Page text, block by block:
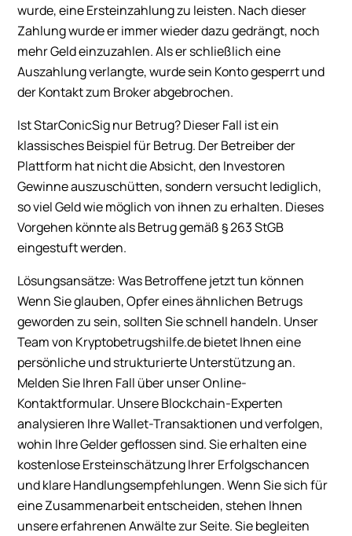
wurde, eine Ersteinzahlung zu leisten. Nach dieser
Zahlung wurde er immer wieder dazu gedrängt, noch
mehr Geld einzuzahlen. Als er schließlich eine
Auszahlung verlangte, wurde sein Konto gesperrt und
der Kontakt zum Broker abgebrochen.
Ist StarConicSig nur Betrug? Dieser Fall ist ein
klassisches Beispiel für Betrug. Der Betreiber der
Plattform hat nicht die Absicht, den Investoren
Gewinne auszuschütten, sondern versucht lediglich,
so viel Geld wie möglich von ihnen zu erhalten. Dieses
Vorgehen könnte als Betrug gemäß § 263 StGB
eingestuft werden.
Lösungsansätze: Was Betroffene jetzt tun können
Wenn Sie glauben, Opfer eines ähnlichen Betrugs
geworden zu sein, sollten Sie schnell handeln. Unser
Team von Kryptobetrugshilfe.de bietet Ihnen eine
persönliche und strukturierte Unterstützung an.
Melden Sie Ihren Fall über unser Online-
Kontaktformular. Unsere Blockchain-Experten
analysieren Ihre Wallet-Transaktionen und verfolgen,
wohin Ihre Gelder geflossen sind. Sie erhalten eine
kostenlose Ersteinschätzung Ihrer Erfolgschancen
und klare Handlungsempfehlungen. Wenn Sie sich für
eine Zusammenarbeit entscheiden, stehen Ihnen
unsere erfahrenen Anwälte zur Seite. Sie begleiten